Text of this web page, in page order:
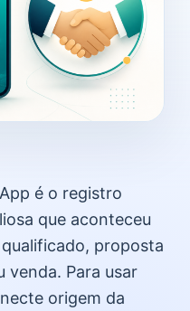
é o registro
que aconteceu
proposta
venda. Para usar
origem da